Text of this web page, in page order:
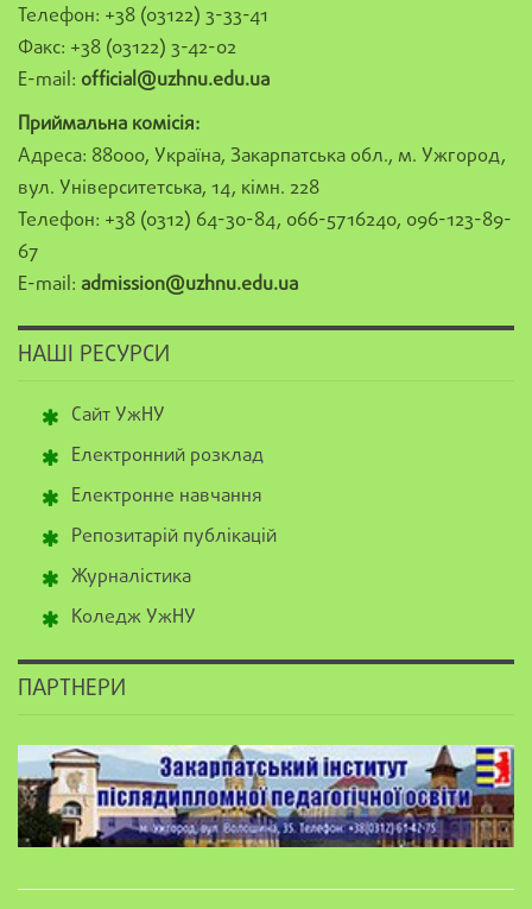
Телефон: +38 (03122) 3-33-41
Факс: +38 (03122) 3-42-02
E-mail: official@uzhnu.edu.ua
Приймальна комісія:
Адреса: 88000, Україна, Закарпатська обл., м. Ужгород,
вул. Університетська, 14, кімн. 228
Телефон: +38 (0312) 64-30-84, 066-5716240, 096-123-89-
67
E-mail: admission@uzhnu.edu.ua
НАШІ РЕСУРСИ
Сайт УжНУ
Електронний розклад
Електронне навчання
Репозитарій публікацій
Журналістика
Коледж УжНУ
ПАРТНЕРИ